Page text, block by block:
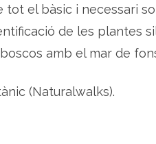
i
b
e
i
e
el bàsic i necessari
de les plantes
amb el mar de
(Naturalwalks).